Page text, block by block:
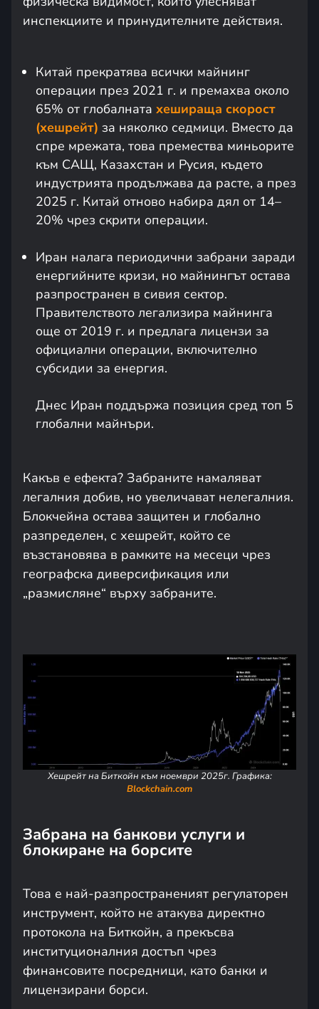
инспекциите и принудителните действия.
Китай прекратява всички майнинг
операции през 2021 г. и премахва около
65% от глобалната хешираща скорост
(хешрейт) за няколко седмици. Вместо да
спре мрежата, това премества миньорите
към САЩ, Казахстан и Русия, където
индустрията продължава да расте, а през
2025 г. Китай отново набира дял от 14–
20% чрез скрити операции.
Иран налага периодични забрани заради
енергийните кризи, но майнингът остава
разпространен в сивия сектор.
Правителството легализира майнинга
още от 2019 г. и предлага лицензи за
официални операции, включително
субсидии за енергия.
Днес Иран поддържа позиция сред топ 5
глобални майнъри.
Какъв е ефекта? Забраните намаляват
легалния добив, но увеличават нелегалния.
Блокчейна остава защитен и глобално
разпределен, с хешрейт, който се
възстановява в рамките на месеци чрез
географска диверсификация или
„размисляне“ върху забраните.
Хешрейт на Биткойн към ноември 2025г. Графика:
Blockchain.com
Забрана на банкови услуги и
блокиране на борсите
Това е най-разпространеният регулаторен
инструмент, който не атакува директно
протокола на Биткойн, а прекъсва
институционалния достъп чрез
финансовите посредници, като банки и
лицензирани борси.